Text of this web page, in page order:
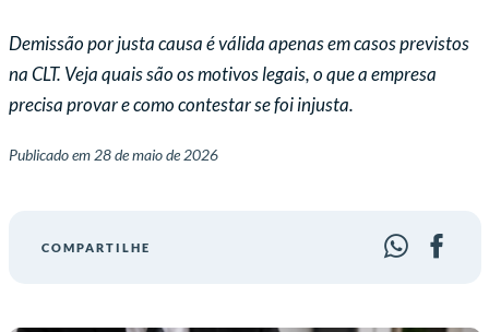
Demissão por justa causa é válida apenas em casos previstos
na CLT. Veja quais são os motivos legais, o que a empresa
precisa provar e como contestar se foi injusta.
Publicado em 28 de maio de 2026
COMPARTILHE